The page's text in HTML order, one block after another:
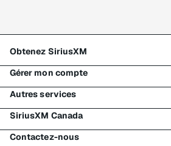
Obtenez SiriusXM
Tous les forfaits
Mon essai SiriusXM
Mon abonnement
Essai gratuit de SiriusXM
Gérer mon compte
Connexion
Enregistrement
Effectuer un paiement
Autres services
Traffic et Travel
Entreprises
SiriusXM Canada
Contactez-nous